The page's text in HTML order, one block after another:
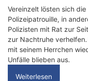
Vereinzelt lösten sich
Polizeipatrouille, in
Polizisten mit Rat zur
zur Nachtruhe
mit seinem Herrchen
Unfälle blieben aus.
Weiterlesen